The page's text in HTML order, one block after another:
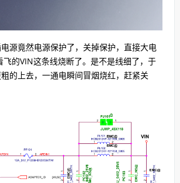
竟然电源保护了，关掉保护，直接大电
的VIN这条线烧断了。是不是线细了，于
的上去，一通电瞬间冒烟烧红，赶紧关